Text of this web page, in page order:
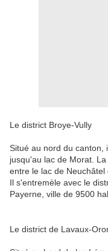
Le district Broye-Vully
Situé au nord du canton,
jusqu'au lac de Morat.
entre le lac de Neuchâtel
Il s'entremèle avec le
Payerne, ville de 9500
Le district de Lavaux-